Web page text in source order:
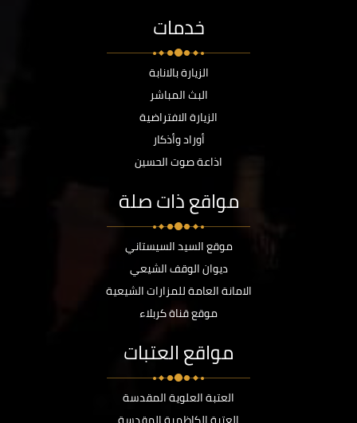
خدمات
الزيارة بالانابة
البث المباشر
الزيارة الافتراضية
أوراد وأذكار
اذاعة صوت الحسين
مواقع ذات صلة
موقع السيد السيستاني
ديوان الوقف الشيعي
الامانة العامة للمزارات الشيعية
موقع قناة كربلاء
مواقع العتبات
العتبة العلوية المقدسة